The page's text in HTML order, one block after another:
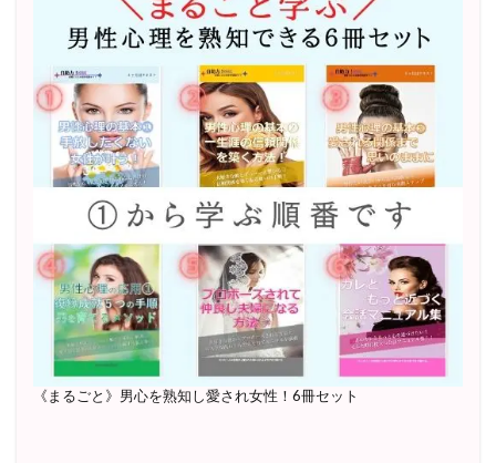
《まるごと》男心を熟知し愛され女性！6冊セット